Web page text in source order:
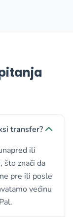
transfer?
ili
što znači da
pre ili posle
većinu